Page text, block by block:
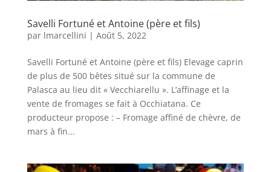
Savelli Fortuné et Antoine (père et fils)
par lmarcellini | Août 5, 2022
Savelli Fortuné et Antoine (père et fils) Elevage caprin
de plus de 500 bêtes situé sur la commune de
Palasca au lieu dit « Vecchiarellu ». L’affinage et la
vente de fromages se fait à Occhiatana. Ce
producteur propose : – Fromage affiné de chèvre, de
mars à fin...